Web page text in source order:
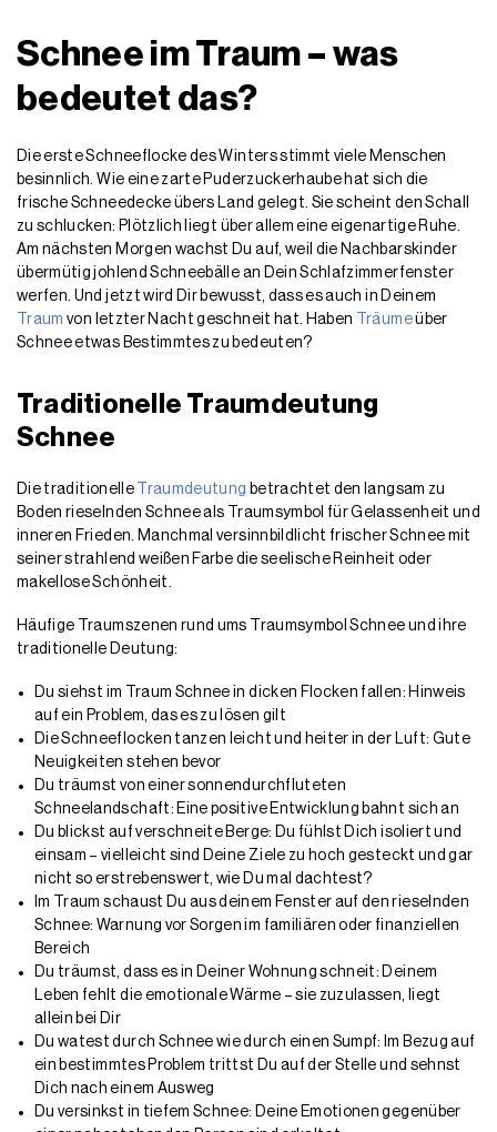
Schnee im Traum – was
bedeutet das?
Die erste Schneeflocke des Winters stimmt viele Menschen
besinnlich. Wie eine zarte Puderzuckerhaube hat sich die
frische Schneedecke übers Land gelegt. Sie scheint den Schall
zu schlucken: Plötzlich liegt über allem eine eigenartige Ruhe.
Am nächsten Morgen wachst Du auf, weil die Nachbarskinder
übermütig johlend Schneebälle an Dein Schlafzimmerfenster
werfen. Und jetzt wird Dir bewusst, dass es auch in Deinem
Traum von letzter Nacht geschneit hat. Haben Träumeüber
Schnee etwas Bestimmtes zu bedeuten?
Traditionelle Traumdeutung
Schnee
Die traditionelle Traumdeutung betrachtet den langsam zu
Boden rieselnden Schnee als Traumsymbol für Gelassenheit und
inneren Frieden. Manchmal versinnbildlicht frischer Schnee mit
seiner strahlend weißen Farbe die seelische Reinheit oder
makellose Schönheit.
Häufige Traumszenen rund ums Traumsymbol Schnee und ihre
traditionelle Deutung:
Du siehst im Traum Schnee in dicken Flocken fallen: Hinweis
auf ein Problem, das es zu lösen gilt
Die Schneeflocken tanzen leicht und heiter in der Luft: Gute
Neuigkeiten stehen bevor
Du träumst von einer sonnendurchfluteten
Schneelandschaft: Eine positive Entwicklung bahnt sich an
Du blickst auf verschneite Berge: Du fühlst Dich isoliert und
einsam – vielleicht sind Deine Ziele zu hoch gesteckt und gar
nicht so erstrebenswert, wie Du mal dachtest?
Im Traum schaust Du aus deinem Fenster auf den rieselnden
Schnee: Warnung vor Sorgen im familiären oder finanziellen
Bereich
Du träumst, dass es in Deiner Wohnung schneit: Deinem
Leben fehlt die emotionale Wärme – sie zuzulassen, liegt
allein bei Dir
Du watest durch Schnee wie durch einen Sumpf: Im Bezug auf
ein bestimmtes Problem trittst Du auf der Stelle und sehnst
Dich nach einem Ausweg
Du versinkst in tiefem Schnee: Deine Emotionen gegenüber